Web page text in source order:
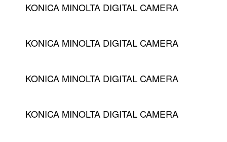
KONICA MINOLTA DIGITAL CAMERA
KONICA MINOLTA DIGITAL CAMERA
KONICA MINOLTA DIGITAL CAMERA
KONICA MINOLTA DIGITAL CAMERA